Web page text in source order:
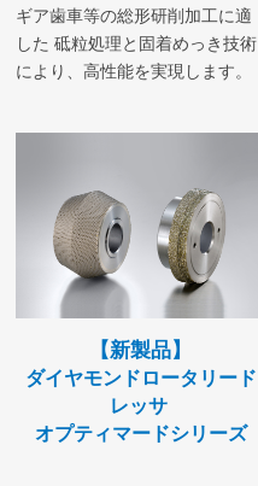
ギア歯車等の総形研削加工に適
した 砥粒処理と固着めっき技術
により、高性能を実現します。
【新製品】
ダイヤモンドロータリード
レッサ
オプティマードシリーズ